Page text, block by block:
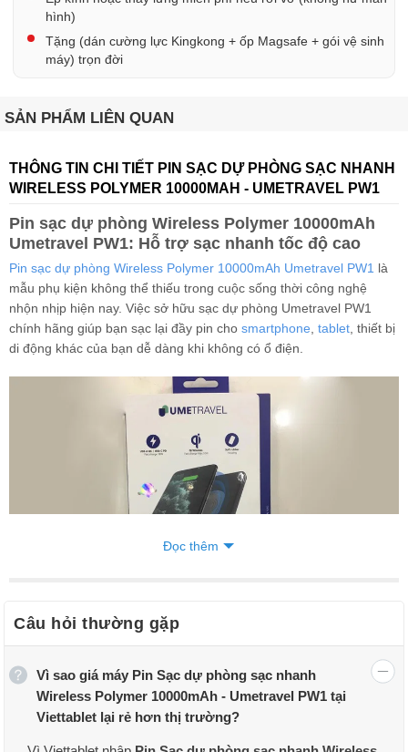
hình)
Tặng (dán cường lực Kingkong + ốp Magsafe + gói vệ sinh
máy) trọn đời
SẢN PHẨM LIÊN QUAN
THÔNG TIN CHI TIẾT PIN SẠC DỰ PHÒNG SẠC NHANH
WIRELESS POLYMER 10000MAH - UMETRAVEL PW1
Pin sạc dự phòng Wireless Polymer 10000mAh
Umetravel PW1: Hỗ trợ sạc nhanh tốc độ cao
Pin sạc dự phòng Wireless Polymer 10000mAh Umetravel PW1 là
mẫu phụ kiện không thể thiếu trong cuộc sống thời công nghệ
nhộn nhịp hiện nay. Việc sở hữu sạc dự phòng Umetravel PW1
chính hãng giúp bạn sạc lại đầy pin cho smartphone tablet , thiết bị
di động khác của bạn dễ dàng khi không có ổ điện.
Pin dự phòng Wireless Polymer 10000mAh Umetravel PW1 hàng
chính hãng Mới 100% Fullbox, cam kết giá rẻ nhất thị trường, bảo
hành uy tín tại Viettablet.
Đọc thêm
Câu hỏi thường gặp
Vì sao giá máy Pin Sạc dự phòng sạc nhanh
Wireless Polymer 10000mAh - Umetravel PW1 tại
Viettablet lại rẻ hơn thị trường?